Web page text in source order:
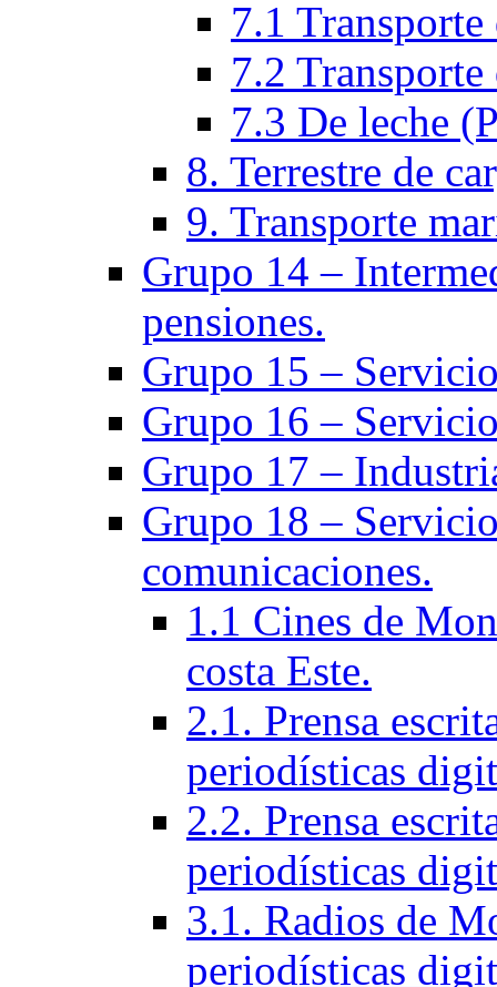
7.1 Transporte
7.2
7.3 De leche
8. Terrestre de
9. Transporte
Grupo 14 –
pensiones.
Grupo 15 –
Grupo 16 –
Grupo 17 –
Grupo 18 –
comunicaciones.
1.1 Cines de
costa Este.
2.1. Prensa
periodísticas
2.2. Prensa
periodísticas
3.1. Radios de
periodí­sticas